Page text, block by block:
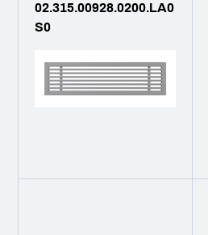
02.315.00928.0200.LA0
S0